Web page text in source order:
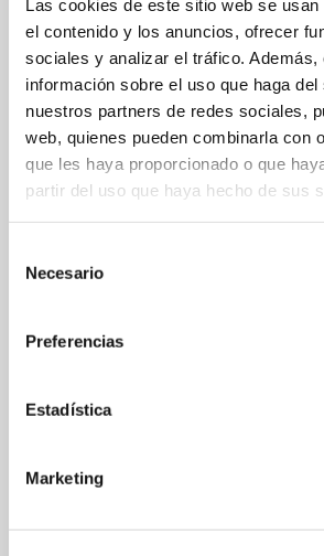
Las cookies de este sitio web se
el contenido y los anuncios, ofrecer
sociales y analizar el tráfico. Además,
información sobre el uso que haga del
nuestros partners de redes sociales,
web, quienes pueden combinarla con
que les haya proporcionado o que
partir del uso que haya hecho de sus
Necesario
Preferencias
Estadística
Marketing
unión comparta un discurso común
al paseo expositivio. Las
evidentes y otras más sutiles, se
textos que acompañan la
transformarse en micro-
singularidad y variedad. Desde una
madera, utilizada para favorecer la
chocolatera del siglo XIX o un
colección del Museo de